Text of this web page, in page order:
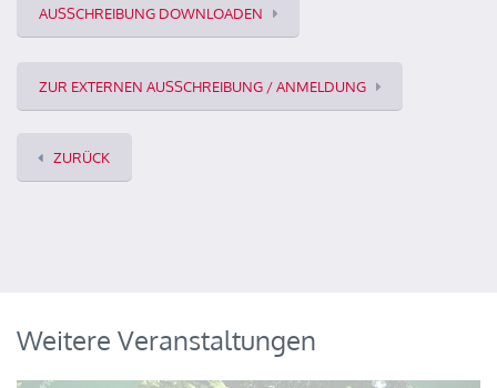
AUSSCHREIBUNG DOWNLOADEN
ZUR EXTERNEN AUSSCHREIBUNG / ANMELDUNG
ZURÜCK
Weitere Veranstaltungen